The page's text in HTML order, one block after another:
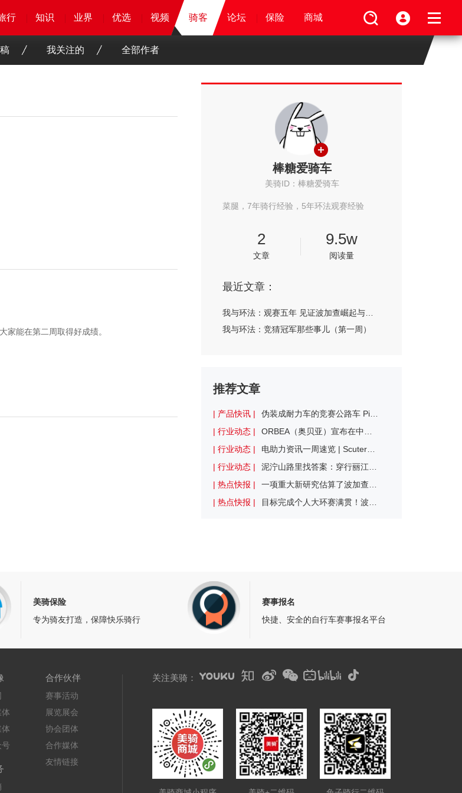
行 知识 业界 优选 保险 商城
行 知识 业界 优选 骑客 视频 论坛 保险 商城
行 知识 业界 优选 视频 骑客 论坛 保险 商城
行 知识 业界 优选 视频 骑客 论坛 保险 商城
我关注的 全部作者
家能在第二周取得好成绩。
棒糖爱骑车
美骑ID：棒糖爱骑车
菜腿，7年骑行经验，5年环法观赛经验
2
文章
9.5w
阅读量
最近文章：
我与环法：竞猜冠军那些事儿（第一周）
推荐文章
| 产品快讯 |
| 行业动态 |
| 行业动态 |
| 行业动态 |
| 热点快报 |
| 热点快报 |
美骑保险
专为骑友打造，保障快乐骑行
赛事报名
快捷、安全的自行车赛事报名平台
体
号
合作伙伴
赛事活动
展览展会
协会团体
合作媒体
友情链接
关注美骑：